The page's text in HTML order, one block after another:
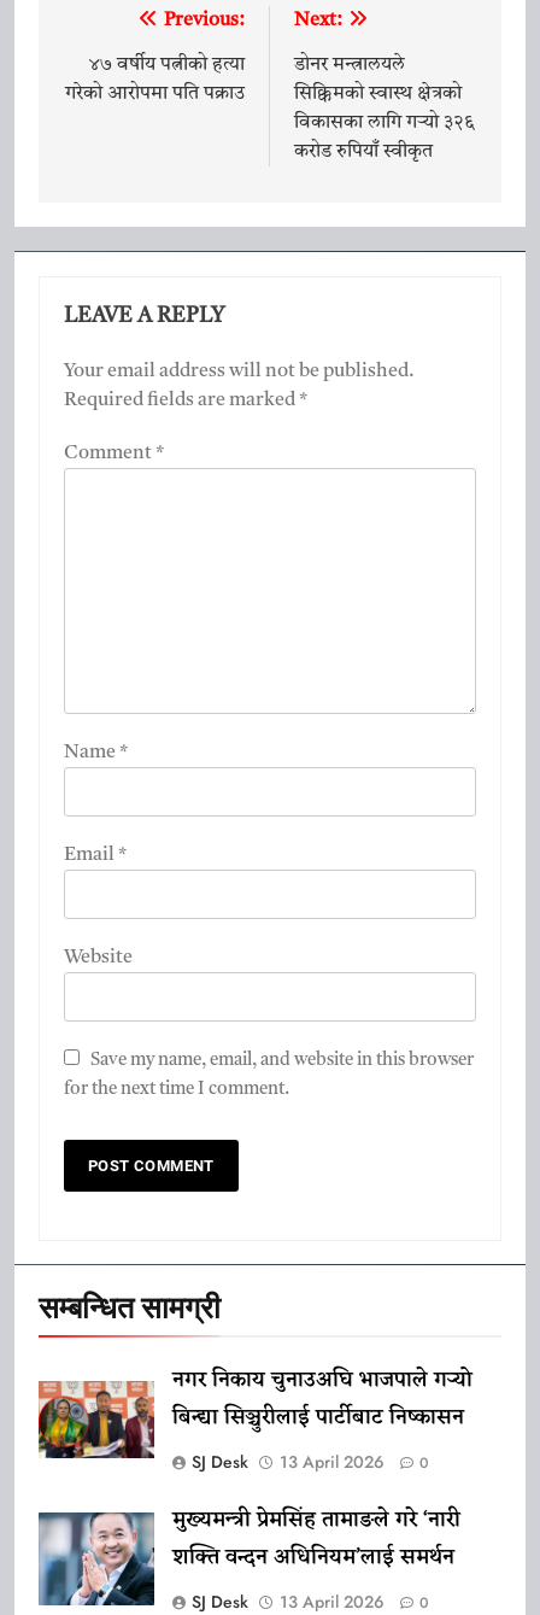
navigation
Previous:
४७ वर्षीय पत्नीको हत्या
गरेको आरोपमा पति पक्राउ
Next:
डोनर मन्त्रालयले
सिक्किमको स्वास्थ क्षेत्रको
विकासका लागि गर्‍यो ३२६
करोड रुपियाँ स्वीकृत
LEAVE A REPLY
Your email address will not be published.
Required fields are marked*
Comment*
Name*
Email*
Website
Save my name, email, and website in this browser
for the next time I comment.
सम्बन्धित सामग्री
नगर निकाय चुनाउअघि भाजपाले गर्‍यो
बिन्द्या सिञ्चुरीलाई पार्टीबाट निष्कासन
SJ Desk 13 April 2026 0
मुख्यमन्त्री प्रेमसिंह तामाङले गरे ‘नारी
शक्ति वन्दन अधिनियम’लाई समर्थन
SJ Desk 13 April 2026 0